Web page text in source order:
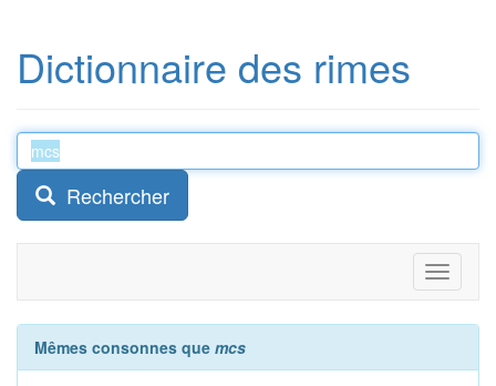
Dictionnaire des rimes
Rechercher
Toggle
Mêmes consonnes que mcs